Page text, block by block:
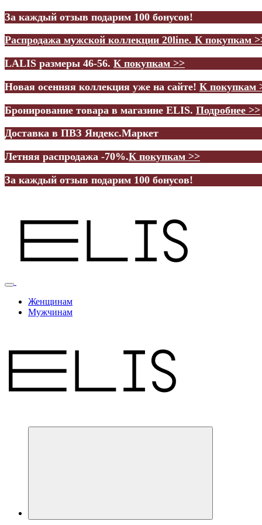
За каждый отзыв подарим 100 бонусов!
Распродажа мужской коллекции 20line. К покупкам
LALIS размеры 46-56. К покупкам >>
Новая осенняя коллекция уже на сайте! К покупкам
Бронирование товара в магазине ELIS. Подробнее >>
Доставка в ПВЗ Яндекс.Маркет
Летняя распродажа -70%.К покупкам >>
За каждый отзыв подарим 100 бонусов!
Женщинам
Мужчинам